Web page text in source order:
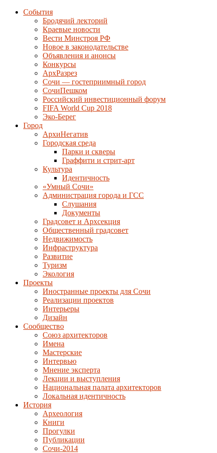
События
Бродячий лекторий
Краевые новости
Вести Минстроя РФ
Новое в законодательстве
Объявления и анонсы
Конкурсы
АрхРазрез
Сочи — гостеприимный город
СочиПешком
Российский инвестиционный форум
FIFA World Cup 2018
Эко-Берег
Город
АрхиНегатив
Городская среда
Парки и скверы
Граффити и стрит-арт
Культура
Идентичность
«Умный Сочи»
Администрация города и ГСС
Слушания
Документы
Градсовет и Архсекция
Общественный градсовет
Недвижимость
Инфраструктура
Развитие
Туризм
Экология
Проекты
Иностранные проекты для Сочи
Реализации проектов
Интерьеры
Дизайн
Сообщество
Союз архитекторов
Имена
Мастерские
Интервью
Мнение эксперта
Лекции и выступления
Национальная палата архитекторов
Локальная идентичность
История
Археология
Книги
Прогулки
Публикации
Сочи-2014